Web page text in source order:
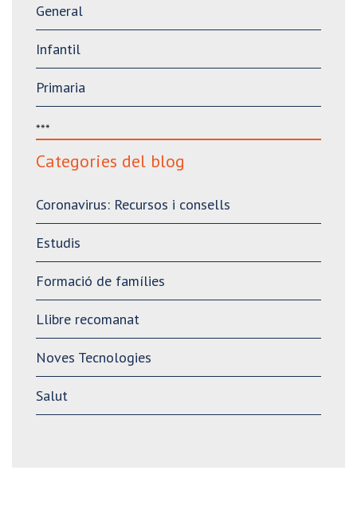
General
Infantil
Primaria
***
Categories del blog
Coronavirus: Recursos i consells
Estudis
Formació de famílies
Llibre recomanat
Noves Tecnologies
Salut